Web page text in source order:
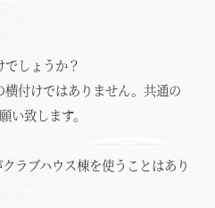
しょうか？
付けではありません。共通の
い致します。
ラブハウス棟を使うことはあり